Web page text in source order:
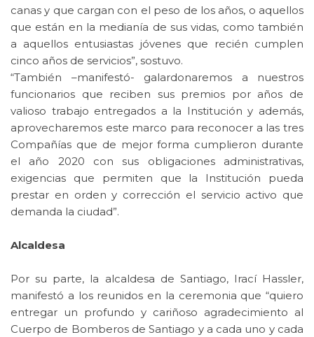
canas y que cargan con el peso de los años, o aquellos
que están en la medianía de sus vidas, como también
a aquellos entusiastas jóvenes que recién cumplen
cinco años de servicios”, sostuvo.
“También –manifestó- galardonaremos a nuestros
funcionarios que reciben sus premios por años de
valioso trabajo entregados a la Institución y además,
aprovecharemos este marco para reconocer a las tres
Compañías que de mejor forma cumplieron durante
el año 2020 con sus obligaciones administrativas,
exigencias que permiten que la Institución pueda
prestar en orden y corrección el servicio activo que
demanda la ciudad”.
Alcaldesa
Por su parte, la alcaldesa de Santiago, Irací Hassler,
manifestó a los reunidos en la ceremonia que “quiero
entregar un profundo y cariñoso agradecimiento al
Cuerpo de Bomberos de Santiago y a cada uno y cada